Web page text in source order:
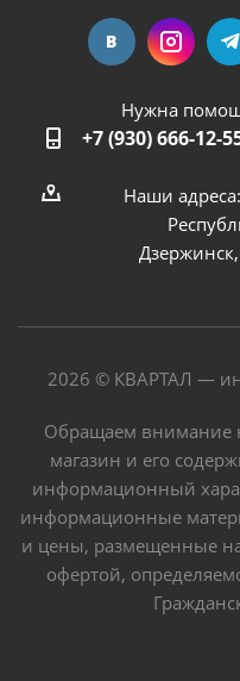
Нужна
+7 (930) 666-12-
Наши
2026 © КВАРТАЛ —
Обращаем внимание
магазин и его
информационный
информационные
и цены, размещенные
офертой,